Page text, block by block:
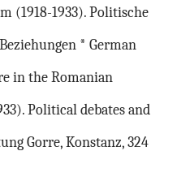
(1918-1933). Politische
* German
in the Romanian
Political debates and
Gorre, Konstanz, 324